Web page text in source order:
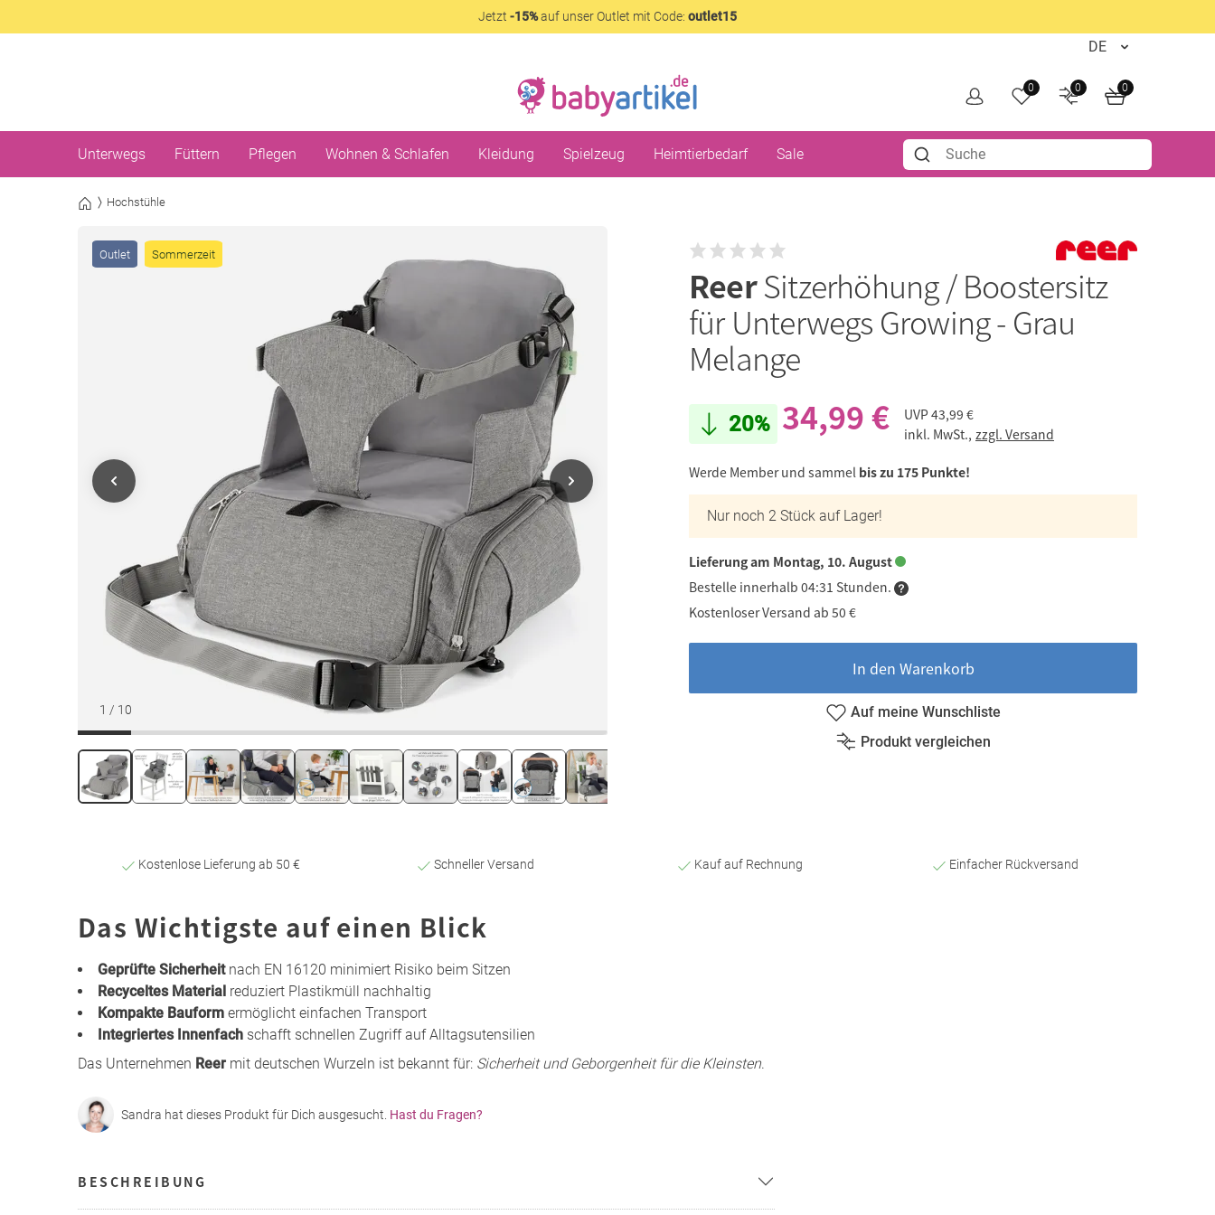
Jetzt -15%auf unser Outlet mit Code: outlet15
0 0 0
Unterwegs Füttern Pflegen Wohnen & Schlafen Kleidung Spielzeug Heimtierbedarf Sale
Hochstühle
1 / 10
Outlet Sommerzeit
ReerSitzerhöhung / Boostersitz
für Unterwegs Growing - Grau
Melange
20% 34,99 € UVP43,99 €
inkl. MwSt., zzgl. Versand
Werde Member und sammel bis zu 175 Punkte!
Nur noch 2 Stück auf Lager!
Lieferung am Montag, 10. August
Bestelle innerhalb 04:31 Stunden.
Kostenloser Versand ab 50 €
In den Warenkorb
Auf meine Wunschliste
Produkt vergleichen
Kostenlose Lieferung ab 50 € Schneller Versand Kauf auf Rechnung Einfacher Rückversand
Das Wichtigste auf einen Blick
Geprüfte Sicherheitnach EN 16120 minimiert Risiko beim Sitzen
Recyceltes Material reduziert Plastikmüll nachhaltig
Kompakte Bauform ermöglicht einfachen Transport
Integriertes Innenfach schafft schnellen Zugriff auf Alltagsutensilien
Das Unternehmen Reer mit deutschen Wurzeln ist bekannt für: Sicherheit und Geborgenheit für die Kleinsten.
Sandra hat dieses Produkt für Dich ausgesucht. Hast du Fragen?
BESCHREIBUNG